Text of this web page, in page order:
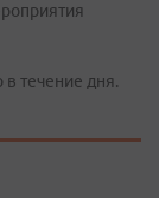
в течение дня.